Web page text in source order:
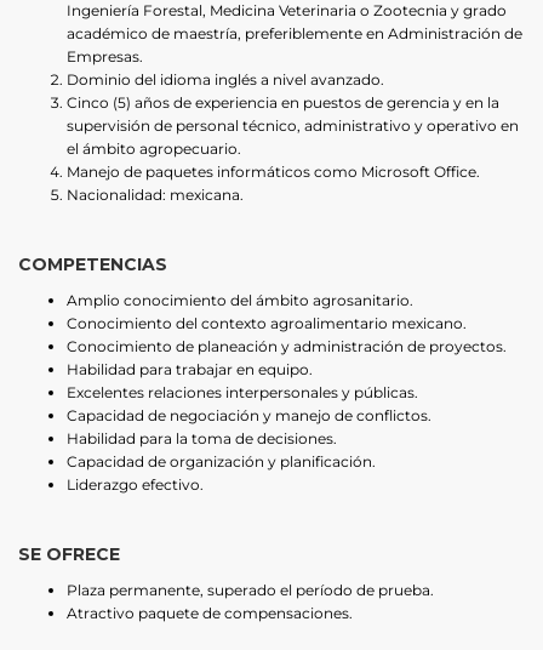
Ingeniería Forestal, Medicina Veterinaria o Zootecnia y grado
académico de maestría, preferiblemente en Administración de
Empresas.
Dominio del idioma inglés a nivel avanzado.
Cinco (5) años de experiencia en puestos de gerencia y en la
supervisión de personal técnico, administrativo y operativo en
el ámbito agropecuario.
Manejo de paquetes informáticos como Microsoft Office.
Nacionalidad: mexicana.
COMPETENCIAS
Amplio conocimiento del ámbito agrosanitario.
Conocimiento del contexto agroalimentario mexicano.
Conocimiento de planeación y administración de proyectos.
Habilidad para trabajar en equipo.
Excelentes relaciones interpersonales y públicas.
Capacidad de negociación y manejo de conflictos.
Habilidad para la toma de decisiones.
Capacidad de organización y planificación.
Liderazgo efectivo.
SE OFRECE
Plaza permanente, superado el período de prueba.
Atractivo paquete de compensaciones.